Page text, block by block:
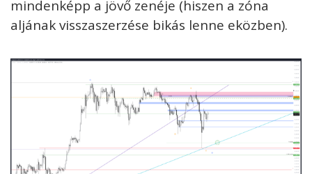
mindenképp a jövő zenéje (hiszen a zóna
aljának visszaszerzése bikás lenne eközben).